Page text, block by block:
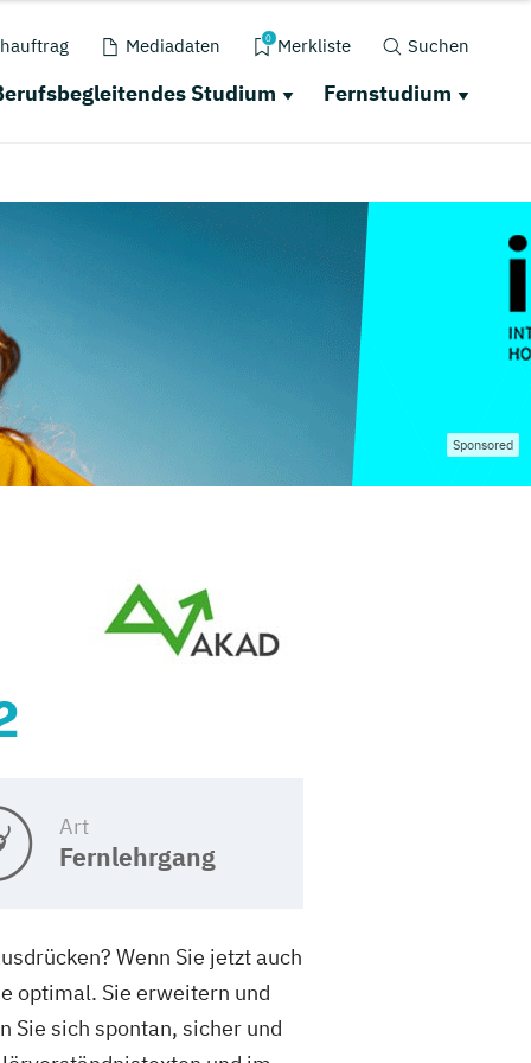
Mediadaten 0 Merkliste Suchen
Studium Fernstudium
Sponsored
Art
Fernlehrgang
Wenn Sie jetzt auch
optimal. Sie erweitern und
Sie sich spontan, sicher und